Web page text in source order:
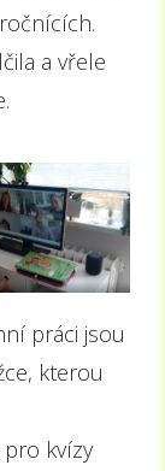
a vřele
práci jsou
kterou
kvízy